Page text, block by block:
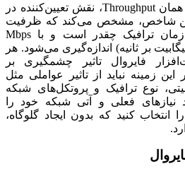
همانThroughput، نقش تعیین‌کننده در
شاخص، مشخص می‌کند که ظرفیت
ترافیک چقدر است و با Mbps
بر ثانیه) اندازه‌گیری می‌شود. هر
فایروال تاثیر چشمگیری بر
این زمینه نباید از تاثیر عواملی مثل
نوع ترافیک و پروتکل‌های شبکه
نیازهای فعلی و آتی شبکه خود را
انتخاب کنید که بدون ایجاد گلوگاه،